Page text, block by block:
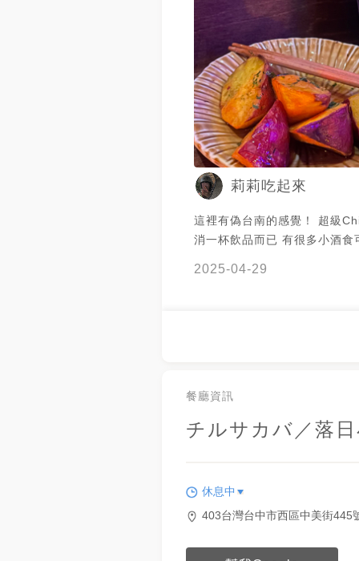
莉莉吃起來
這裡有偽台南的感覺！ 超級
消一杯飲品而已 有很多小酒食
2025-04-29
餐廳資訊
チルサカバ／落
休息中
403台灣台中市西區中美街445